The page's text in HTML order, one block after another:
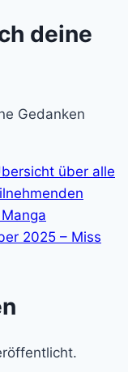
deine
Gedanken
über alle
2025 – Miss